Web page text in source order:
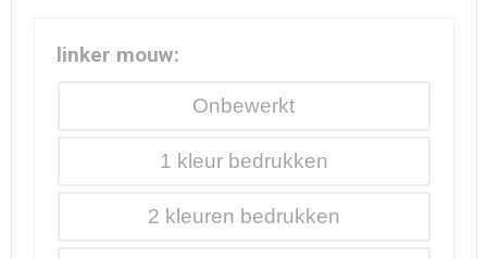
linker mouw:
Onbewerkt
1
2